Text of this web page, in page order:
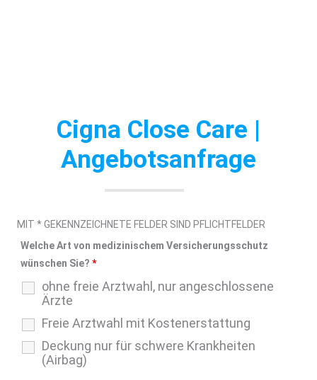
Cigna Close Care |
Angebotsanfrage
MIT * GEKENNZEICHNETE FELDER SIND PFLICHTFELDER
Welche Art von medizinischem Versicherungsschutz
wünschen Sie? *
ohne freie Arztwahl, nur angeschlossene
Ärzte
Freie Arztwahl mit Kostenerstattung
Deckung nur für schwere Krankheiten
(Airbag)